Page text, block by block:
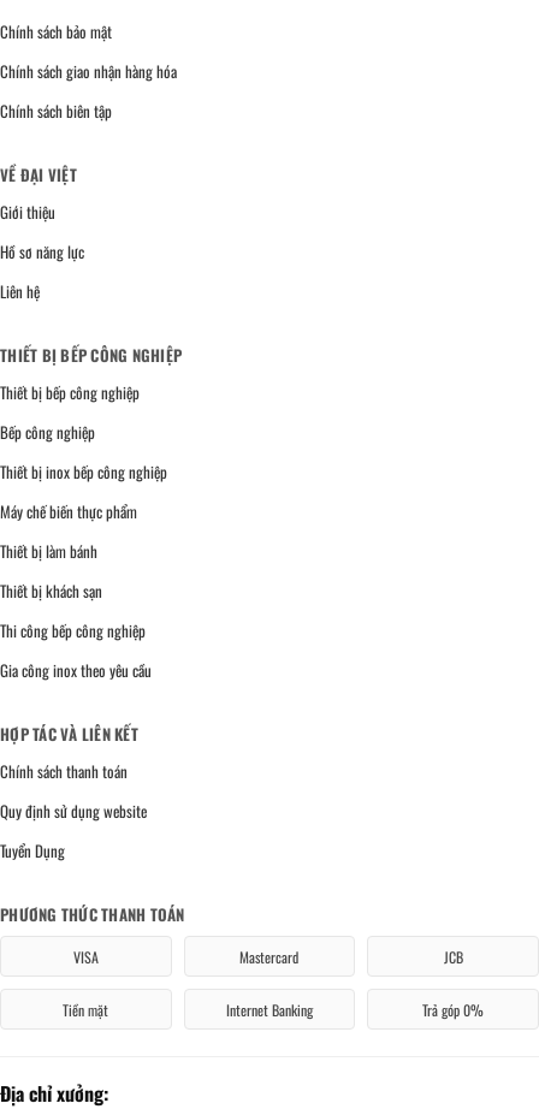
Chính sách bảo mật
Chính sách giao nhận hàng hóa
Chính sách biên tập
VỀ ĐẠI VIỆT
Giới thiệu
Hồ sơ năng lực
Liên hệ
THIẾT BỊ BẾP CÔNG NGHIỆP
Thiết bị bếp công nghiệp
Bếp công nghiệp
Thiết bị inox bếp công nghiệp
Máy chế biến thực phẩm
Thiết bị làm bánh
Thiết bị khách sạn
Thi công bếp công nghiệp
Gia công inox theo yêu cầu
HỢP TÁC VÀ LIÊN KẾT
Chính sách thanh toán
Quy định sử dụng website
Tuyển Dụng
PHƯƠNG THỨC THANH TOÁN
VISA Mastercard JCB
Tiền mặt Internet Banking Trả góp 0%
Địa chỉ xưởng: